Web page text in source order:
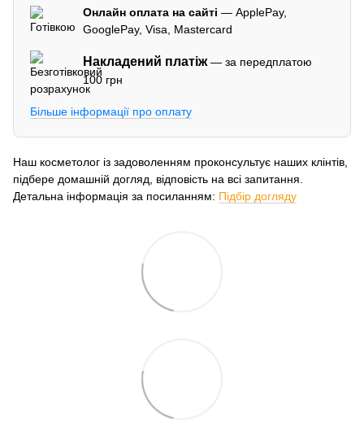
Онлайн оплата на сайті — ApplePay,
GooglePay, Visa, Mastercard
Накладений платіж— за передплатою
100 грн
Більше інформації про оплату
Наш косметолог із задоволенням проконсультує наших клінтів,
підбере домашній догляд, відповість на всі запитання.
Детальна інформація за посиланням: Підбір догляду